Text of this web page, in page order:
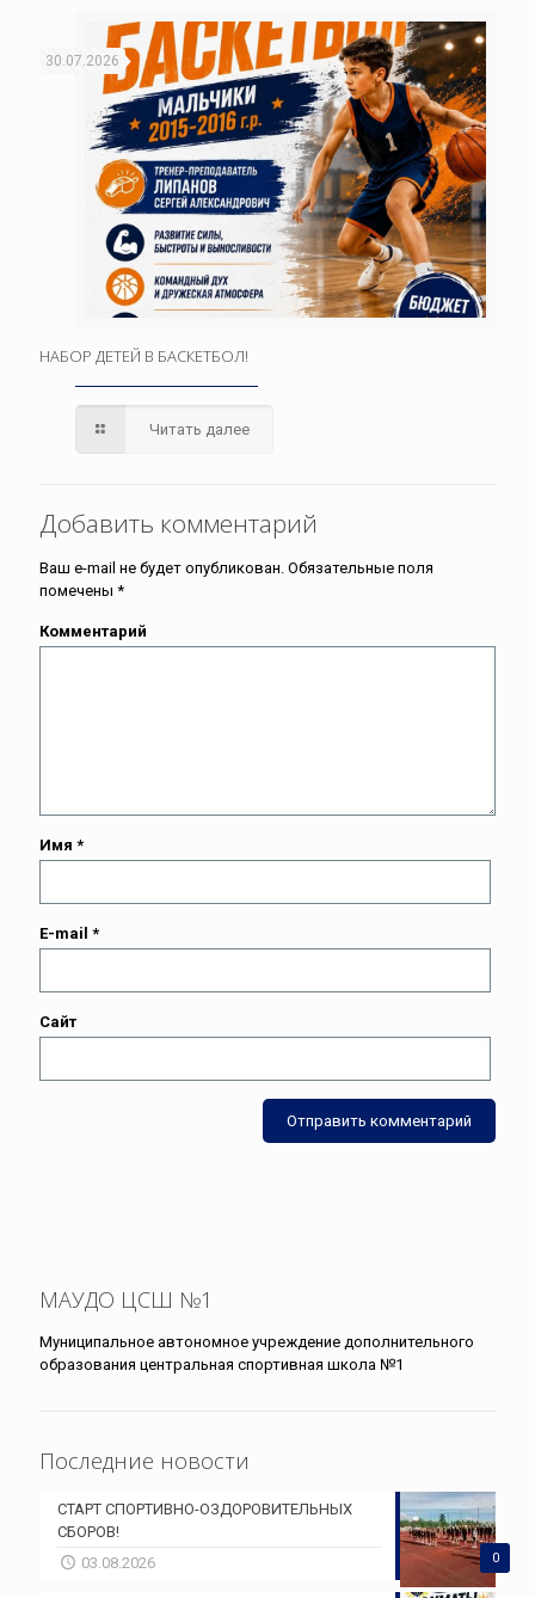
30.07.2026
НАБОР ДЕТЕЙ В БАСКЕТБОЛ!
Читать далее
Добавить комментарий
Ваш e-mail не будет опубликован. Обязательные поля
помечены *
Комментарий
Имя *
E-mail *
Сайт
МАУДО ЦСШ №1
Муниципальное автономное учреждение дополнительного
образования центральная спортивная школа №1
Последние новости
0
СТАРТ СПОРТИВНО-ОЗДОРОВИТЕЛЬНЫХ
СБОРОВ!
03.08.2026